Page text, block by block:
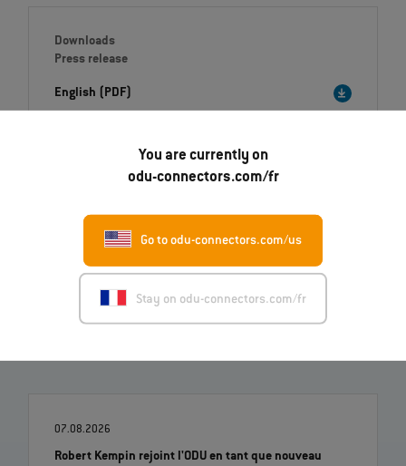
You are currently on
odu-connectors.com/fr
Go to odu-connectors.com/us
Stay on odu-connectors.com/fr
Downloads
Press release
English (PDF)
Français (PDF)
Image (ZIP)
07.08.2026
Robert Kempin rejoint l'ODU en tant que nouveau